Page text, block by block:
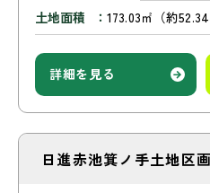
土地面積
173.03㎡（約52.34
詳細を見る
日進赤池箕ノ手土地区